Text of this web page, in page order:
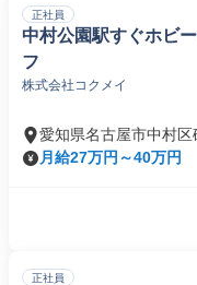
正社員
中村公園駅すぐホビ
フ
株式会社コクメイ
愛知県名古屋市中村区
月給27万円～40万円
正社員